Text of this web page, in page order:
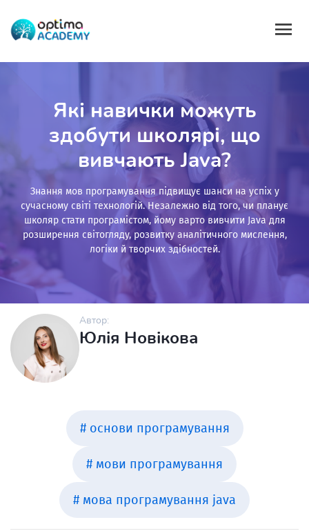
Які навички можуть
здобути школярі, що
вивчають Java?
Знання мов програмування підвищує шанси на успіх у
сучасному світі технологій. Незалежно від того, чи планує
школяр стати програмістом, йому варто вивчити Java для
розширення світогляду, розвитку аналітичного мислення,
логіки й творчих здібностей.
Автор:
Юлія Новікова
# основи програмування
# мови програмування
# мова програмування java